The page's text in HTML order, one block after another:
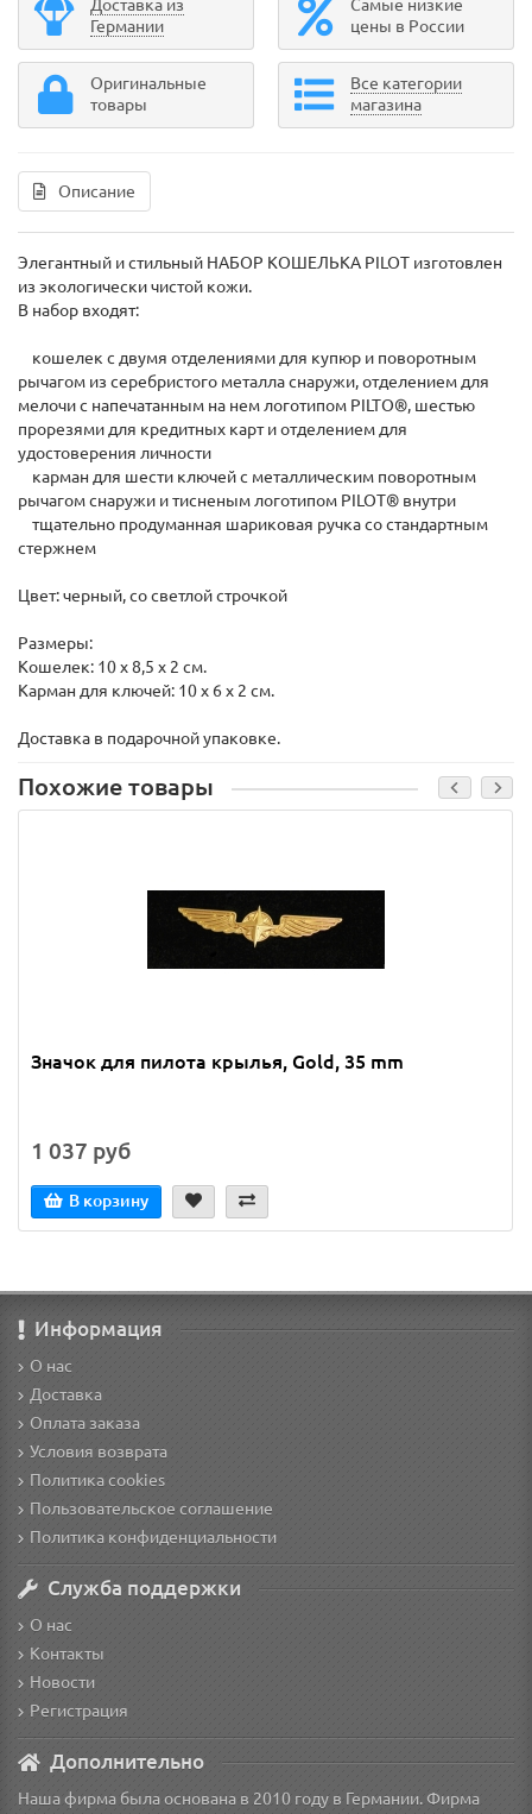
Доставка из
Германии
Самые низкие
цены в России
Оригинальные
товары
Все категории
магазина
Описание
Элегантный и стильный НАБОР КОШЕЛЬКА PILOT изготовлен
из экологически чистой кожи.
В набор входят:
кошелек с двумя отделениями для купюр и поворотным
рычагом из серебристого металла снаружи, отделением для
мелочи с напечатанным на нем логотипом PILTO®, шестью
прорезями для кредитных карт и отделением для
удостоверения личности
карман для шести ключей с металлическим поворотным
рычагом снаружи и тисненым логотипом PILOT® внутри
тщательно продуманная шариковая ручка со стандартным
стержнем
Цвет: черный, со светлой строчкой
Размеры:
Кошелек: 10 х 8,5 х 2 см.
Карман для ключей: 10 x 6 x 2 см.
Доставка в подарочной упаковке.
Похожие товары
Значок для пилота крылья, Gold, 35 mm
1 037 руб
В корзину
Информация
О нас
Доставка
Оплата заказа
Условия возврата
Политика cookies
Пользовательское соглашение
Политика конфиденциальности
Служба поддержки
О нас
Контакты
Новости
Регистрация
Дополнительно
Наша фирма была основана в 2010 году в Германии. Фирма